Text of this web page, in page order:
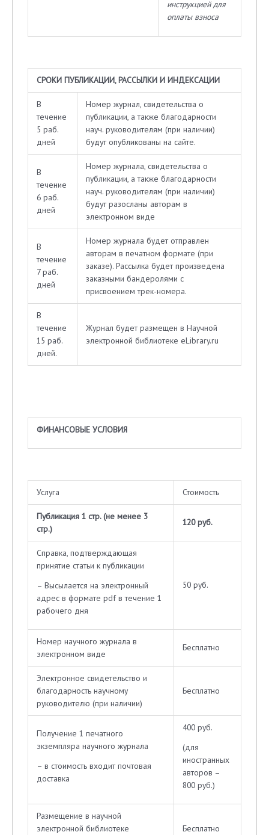
инструкцией для
оплаты взноса
СРОКИ ПУБЛИКАЦИИ, РАССЫЛКИ И ИНДЕКСАЦИИ
В
течение
5 раб.
дней
Номер журнал, свидетельства о
публикации, а также благодарности
науч. руководителям (при наличии)
будут опубликованы на сайте.
В
течение
6 раб.
дней
Номер журнала, свидетельства о
публикации, а также благодарности
науч. руководителям (при наличии)
будут разосланы авторам в
электронном виде
В
течение
7 раб.
дней
Номер журнала будет отправлен
авторам в печатном формате (при
заказе). Рассылка будет произведена
заказными бандеролями с
присвоением трек-номера.
В
течение
15 раб.
дней.
Журнал будет размещен в Научной
электронной библиотеке eLibrary.ru
ФИНАНСОВЫЕ УСЛОВИЯ
Услуга Стоимость
Публикация 1 стр. (не менее 3
стр.)
120 руб.
Справка, подтверждающая
принятие статьи к публикации
– Высылается на электронный
адрес в формате pdf в течение 1
рабочего дня
50 руб.
Номер научного журнала в
электронном виде
Бесплатно
Электронное свидетельство и
благодарность научному
руководителю (при наличии)
Бесплатно
Получение 1 печатного
экземпляра научного журнала
– в стоимость входит почтовая
доставка
400 руб.
(для
иностранных
авторов –
800 руб.)
Размещение в научной
электронной библиотеке
Бесплатно